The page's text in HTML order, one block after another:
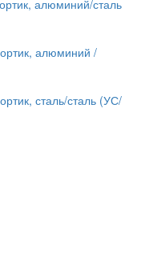
алюминий/сталь
алюминий /
сталь/сталь (УС/